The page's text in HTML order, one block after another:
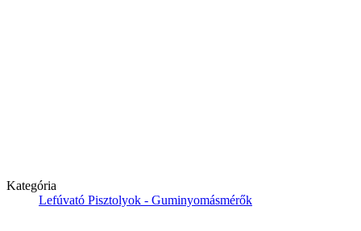
Kategória
Lefúvató Pisztolyok - Guminyomásmérők